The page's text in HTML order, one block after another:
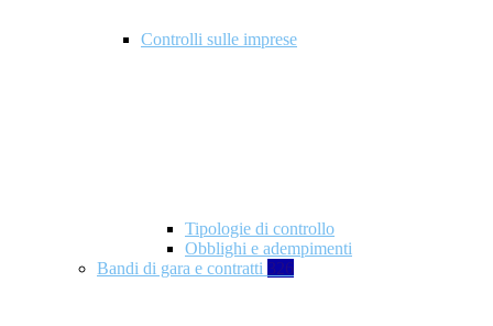
Controlli sulle imprese
Tipologie di controllo
Obblighi e adempimenti
Bandi di gara e contratti 326